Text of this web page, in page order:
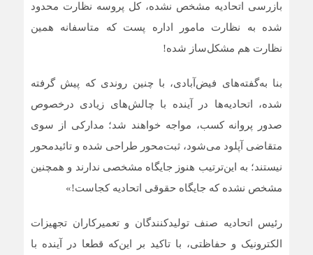
بازرسی اتحادیه مشخص نشده، کل پروسه نظارت محدود
شده به نظارت مامور اداره پست که متاسفانه همین
نظارت هم مشکل‌ساز شده!
بنا به‌گفته‌های فیض‌آبادی، با چنین روندی که پیش گرفته
شده، اتحادیه‌ها در آینده با چالش‌های زیادی درخصوص
صدور پروانه کسب، مواجه خواهند شد؛ مدارکی از سوی
متقاضی آپلود می‌شود، ثبت‌محور طراحی شده و تائیدمحور
نیستند؛ به این‌ترتیب هنوز جایگاه مشخصی ندارند و همچنین
مشخص نشده که جایگاه حقوقی اتحادیه کجاست!»
رئیس اتحادیه صنف تولیدکنندگان و تعمیرکاران تجهیزات
الکترونیک و حفاظتی، با تاکید بر این‌که قطعا در آینده با